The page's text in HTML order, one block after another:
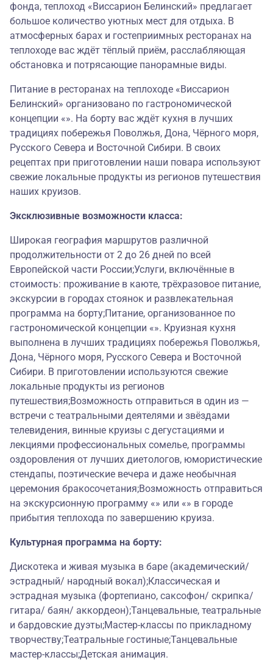
фонда, теплоход «Виссарион Белинский» предлагает
большое количество уютных мест для отдыха. В
атмосферных барах и гостеприимных ресторанах на
теплоходе вас ждёт тёплый приём, расслабляющая
обстановка и потрясающие панорамные виды.
Питание в ресторанах на теплоходе «Виссарион
Белинский» организовано по гастрономической
концепции «». На борту вас ждёт кухня в лучших
традициях побережья Поволжья, Дона, Чёрного моря,
Русского Севера и Восточной Сибири. В своих
рецептах при приготовлении наши повара используют
свежие локальные продукты из регионов путешествия
наших круизов.
Эксклюзивные возможности класса:
Широкая география маршрутов различной
продолжительности от 2 до 26 дней по всей
Европейской части России;Услуги, включённые в
стоимость: проживание в каюте, трёхразовое питание,
экскурсии в городах стоянок и развлекательная
программа на борту;Питание, организованное по
гастрономической концепции «». Круизная кухня
выполнена в лучших традициях побережья Поволжья,
Дона, Чёрного моря, Русского Севера и Восточной
Сибири. В приготовлении используются свежие
локальные продукты из регионов
путешествия;Возможность отправиться в один из —
встречи с театральными деятелями и звёздами
телевидения, винные круизы с дегустациями и
лекциями профессиональных сомелье, программы
оздоровления от лучших диетологов, юмористические
стендапы, поэтические вечера и даже необычная
церемония бракосочетания;Возможность отправиться
на экскурсионную программу «» или «» в городе
прибытия теплохода по завершению круиза.
Культурная программа на борту:
Дискотека и живая музыка в баре (академический/
эстрадный/ народный вокал);Классическая и
эстрадная музыка (фортепиано, саксофон/ скрипка/
гитара/ баян/ аккордеон);Танцевальные, театральные
и бардовские дуэты;Мастер-классы по прикладному
творчеству;Театральные гостиные;Танцевальные
мастер-классы;Детская анимация.